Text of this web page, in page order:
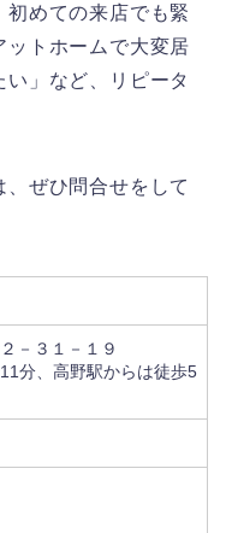
初めての来店でも緊
ットホームで大変居
」など、リピータ
ぜひ問合せをして
－３１－１９
分、高野駅からは徒歩5